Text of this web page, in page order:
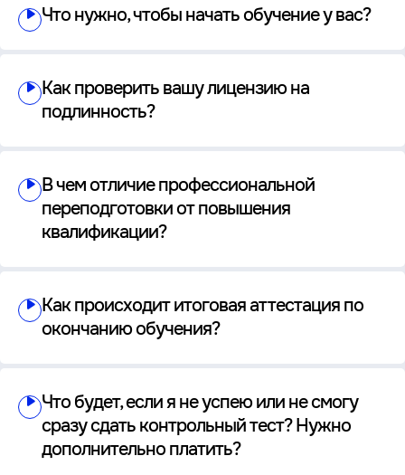
Что нужно, чтобы начать обучение у вас?
Как проверить вашу лицензию на
подлинность?
В чем отличие профессиональной
переподготовки от повышения
квалификации?
Как происходит итоговая аттестация по
окончанию обучения?
Что будет, если я не успею или не смогу
сразу сдать контрольный тест? Нужно
дополнительно платить?